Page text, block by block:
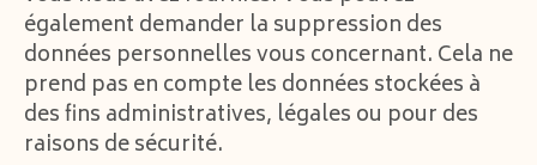
également demander la suppression des
données personnelles vous concernant. Cela ne
prend pas en compte les données stockées à
des fins administratives, légales ou pour des
raisons de sécurité.